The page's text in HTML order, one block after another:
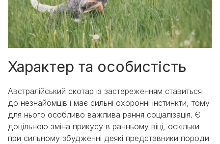
Характер та особистість
Австралійський скотар із застереженням ставиться
до незнайомців і має сильні охоронні інстинкти, тому
для нього особливо важлива рання соціалізація. Є
доцільною зміна прикусу в ранньому віці, оскільки
при сильному збудженні деякі представники породи